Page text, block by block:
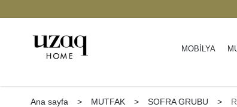
2000 TL üzeri ücretsiz
MOBİLYA
Ana sayfa > MUTFAK > SOFRA GRUBU >